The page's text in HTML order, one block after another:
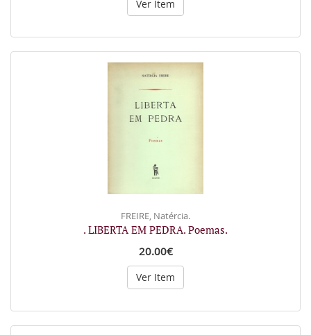
Ver Item
FREIRE, Natércia.
. LIBERTA EM PEDRA. Poemas.
20.00€
Ver Item